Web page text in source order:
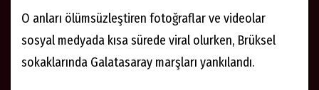
O anları ölümsüzleştiren fotoğraflar ve videolar
sosyal medyada kısa sürede viral olurken, Brüksel
sokaklarında Galatasaray marşları yankılandı.